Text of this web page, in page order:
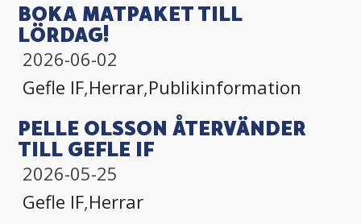
BOKA MATPAKET TILL
LÖRDAG!
2026-06-02
Gefle IF,Herrar,Publikinformation
PELLE OLSSON ÅTERVÄNDER
TILL GEFLE IF
2026-05-25
Gefle IF,Herrar